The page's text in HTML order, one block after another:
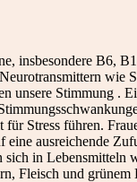
insbesondere B6,
wie
unsere Stimmung .
Stress führen.
eine ausreichende
sich in Lebensmitteln
Fleisch und grünem